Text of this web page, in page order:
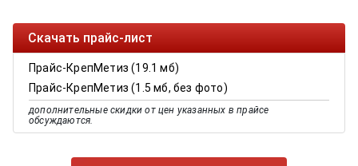
Скачать прайс-лист
Прайс-КрепМетиз (19.1 мб)
Прайс-КрепМетиз (1.5 мб, без фото)
дополнительные скидки от цен указанных в прайсе
обсуждаются.